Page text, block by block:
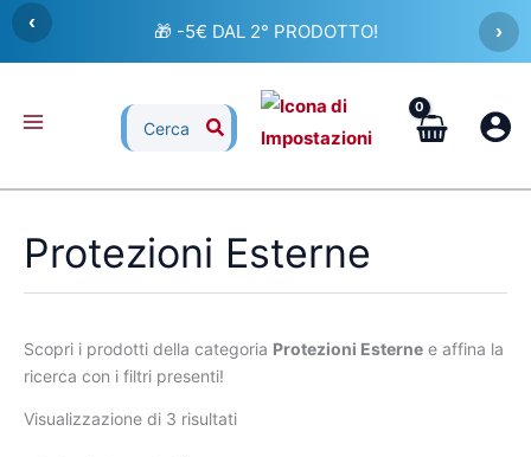
Vai
contenuto
‹ 🎁 -5€ DAL 2° PRODOTTO! ›
Ricerca
per:
Protezioni Esterne
Scopri i prodotti della categoria Protezioni Esterne e affina la
ricerca con i filtri presenti!
Visualizzazione di 3 risultati
in
base
recente